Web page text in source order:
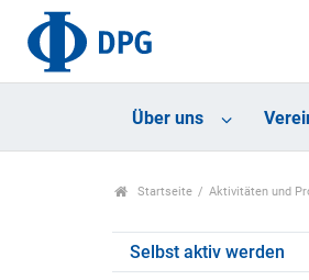
Über uns
Startseite Aktivitäten und
Selbst aktiv werden